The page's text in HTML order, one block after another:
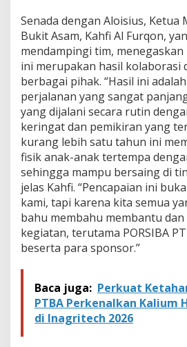
Senada dengan Aloisius, Ketua
Bukit Asam, Kahfi Al Furqon,
mendampingi tim,
ini merupakan hasil kolaborasi
berbagai pihak. “Hasil ini
perjalanan yang sangat
yang dijalani secara rutin
keringat dan pemikiran yang
kurang lebih satu tahun ini
fisik anak-anak tertempa
sehingga mampu bersaing di
jelas Kahfi. “Pencapaian ini
kami, tapi karena kita semua
bahu membahu membantu
kegiatan, terutama PORSIBA
beserta para sponsor.”
Baca juga: Perkuat
PTBA Perkenalkan Kalium
di Inagritech 2026